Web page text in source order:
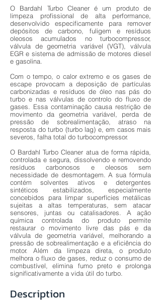
O Bardahl Turbo Cleaner é um produto de
limpeza profissional de alta performance,
desenvolvido especificamente para remover
depósitos de carbono, fuligem e resíduos
oleosos acumulados no turbocompressor,
válvula de geometria variável (VGT), válvula
EGR e sistema de admissão de motores diesel
e gasolina.
Com o tempo, o calor extremo e os gases de
escape provocam a deposição de partículas
carbonizadas e resíduos de óleo nas pás do
turbo e nas válvulas de controlo do fluxo de
gases. Essa contaminação causa restrição de
movimento da geometria variável, perda de
pressão de sobrealimentação, atraso na
resposta do turbo (turbo lag) e, em casos mais
severos, falha total do turbocompressor.
O Bardahl Turbo Cleaner atua de forma rápida,
controlada e segura, dissolvendo e removendo
resíduos carbonosos e oleosos sem
necessidade de desmontagem. A sua fórmula
contém solventes ativos e detergentes
sintéticos estabilizados, especialmente
concebidos para limpar superfícies metálicas
sujeitas a altas temperaturas, sem atacar
sensores, juntas ou catalisadores. A ação
química controlada do produto permite
restaurar o movimento livre das pás e da
válvula de geometria variável, melhorando a
pressão de sobrealimentação e a eficiência do
motor. Além da limpeza direta, o produto
melhora o fluxo de gases, reduz o consumo de
combustível, elimina fumo preto e prolonga
significativamente a vida útil do turbo.
Description